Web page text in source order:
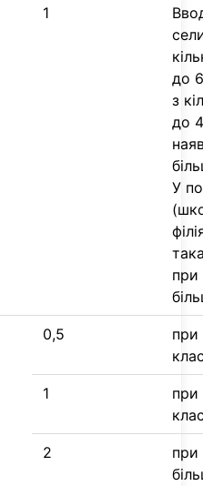
1
до
з
до
У
при
0,5
при
1
при
2
при